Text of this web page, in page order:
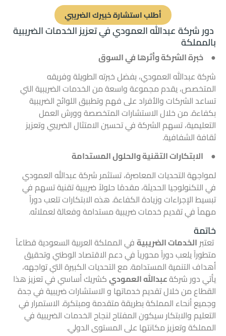
أطلب استشارة خبيرك الضريبي
دور شركة عبدالله العمودي في تعزيز الخدمات الضريبية
بالمملكة
● خبرة الشركة وأثرها في السوق
شركة عبدالله العمودي، بفضل خبرته الطويلة وفريقه
المتخصص، يقدم مجموعة واسعة منالخدمات الضريبيةالتي
تساعد الشركات والأفراد على فهم وتطبيق اللوائح الضريبية
بكفاءة. من خلال الاستشارات المتخصصة وورش العمل
التعليمية، تسهم الشركة في تحسين الامتثال الضريبي وتعزيز
ثقافة الشفافية.
● الابتكارات التقنية والحلول المستدامة
لمواجهة التحديات المعاصرة، تستثمر شركة عبدالله العمودي
في التكنولوجيا الحديثة، مقدمًا حلولاً ضريبية تقنية تسهم في
تبسيط الإجراءات وزيادة الكفاءة. هذه الابتكارات تلعب دوراً
مهماً في تقديمخدمات ضريبيةمستدامة وفعالة لعملائه.
خاتمة
تعتبرالخدمات الضريبيةفي المملكة العربية السعودية قطاعاً
متطوراً يلعب دوراً محورياً في دعم الاقتصاد الوطني وتحقيق
أهداف التنمية المستدامة. مع التحديات الكبيرة التي تواجهه،
يأتي دور شركةعبدالله العموديكشريك أساسي في تعزيز هذا
القطاع من خلال تقديم خدماتها والاستشارات ضريبية في جدة
وجميع أنحاء المملكة بطريقة متقدمة ومبتكرة. الاستمرار في
التعليم والابتكار سيكون المفتاح لنجاح الخدمات الضريبية في
المملكة وتعزيز مكانتها على المستوى الدولي.